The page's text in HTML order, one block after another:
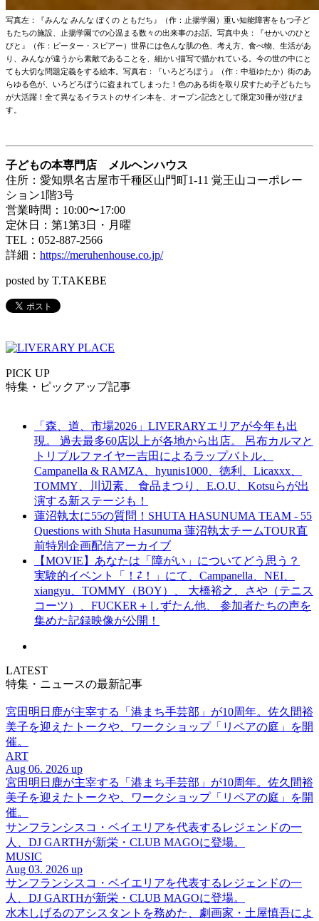
写真左：『みんな みんな ぼくの ともだち』（作：止揚学園）重い知能障害をもつ子ど
もたちの施設、 止揚学園での心温まる数々の出来事のお話。写真中央：『せかいのひと
びと』（作：ピーター・スピアー）世界には色んな肌の色、考え方、食べ物、生活があ
り、 みんなが違うから素敵であることを、細かい描写で描かれている。 今の世の中にと
ても大切な問題定義をする絵本。写真右：『いろどろぼう』（作：中垣ゆたか）街のあ
らゆる色が、いろどろぼうに盗まれてしまった！ 色のある街を取り戻すため子どもたち
が大活躍！ 全て異なるイラストのサイン本を、 オープン記念として限定30冊が並びま
す。
子どもの本専門店 メルヘンハウス
住所：愛知県名古屋市千種区山門町1-11 覚王山コーポレー
ション1階3号
営業時間：10:00〜17:00
定休日：第1第3日・月曜
TEL：052-887-2566
詳細： https://meruhenhouse.co.jp/
posted by T.TAKEBE
PICK UP
特集・ピックアップ記事
「森、道、市場2026」LIVERARYエリアが今年も出
現。 過去最多60店以上が各地から出店。 呂布カルマと
トリプルファイヤー吉田によるラップバトル、
Campanella & RAMZA、hyunis1000、徳利、Licaxxx、
TOMMY、川辺素、 食品まつり、E.O.U、Kotsuらが出
演する新ステージも！
蓮沼執太に55の質問！SHUTA HASUNUMA TEAM - 55
Questions with Shuta Hasunuma 蓮沼執太チームTOUR直
前特別企画配信アーカイブ
【MOVIE】あなたは「障がい」についてどう思う？
実験的イベント「！⇄！」にて、Campanella、NEI、
xiangyu、TOMMY（BOY）、 大橋裕之、さや（テニス
コーツ）、FUCKER＋しずたん他、 参加者たちの声を
集めた記録映像が公開！
LATEST
特集・ニュースの最新記事
宮田明日鹿が主宰する「港まち手芸部」が10周年。佐久間裕
美子を迎えたトークや、ワークショップ「リペアの庭」を開
催。
ART
Aug 06. 2026 up
宮田明日鹿が主宰する「港まち手芸部」が10周年。佐久間裕
美子を迎えたトークや、ワークショップ「リペアの庭」を開
催。
サンフランシスコ・ベイエリアを代表するレジェンドの一
人、DJ GARTHが新栄・CLUB MAGOに登場。
MUSIC
Aug 03. 2026 up
サンフランシスコ・ベイエリアを代表するレジェンドの一
人、DJ GARTHが新栄・CLUB MAGOに登場。
水木しげるのアシスタントを務めた、劇画家・土屋慎吾によ